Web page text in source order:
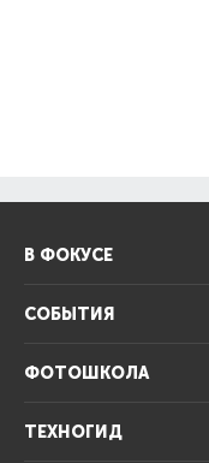
В ФОКУСЕ
СОБЫТИЯ
ФОТОШКОЛА
ТЕХНОГИД